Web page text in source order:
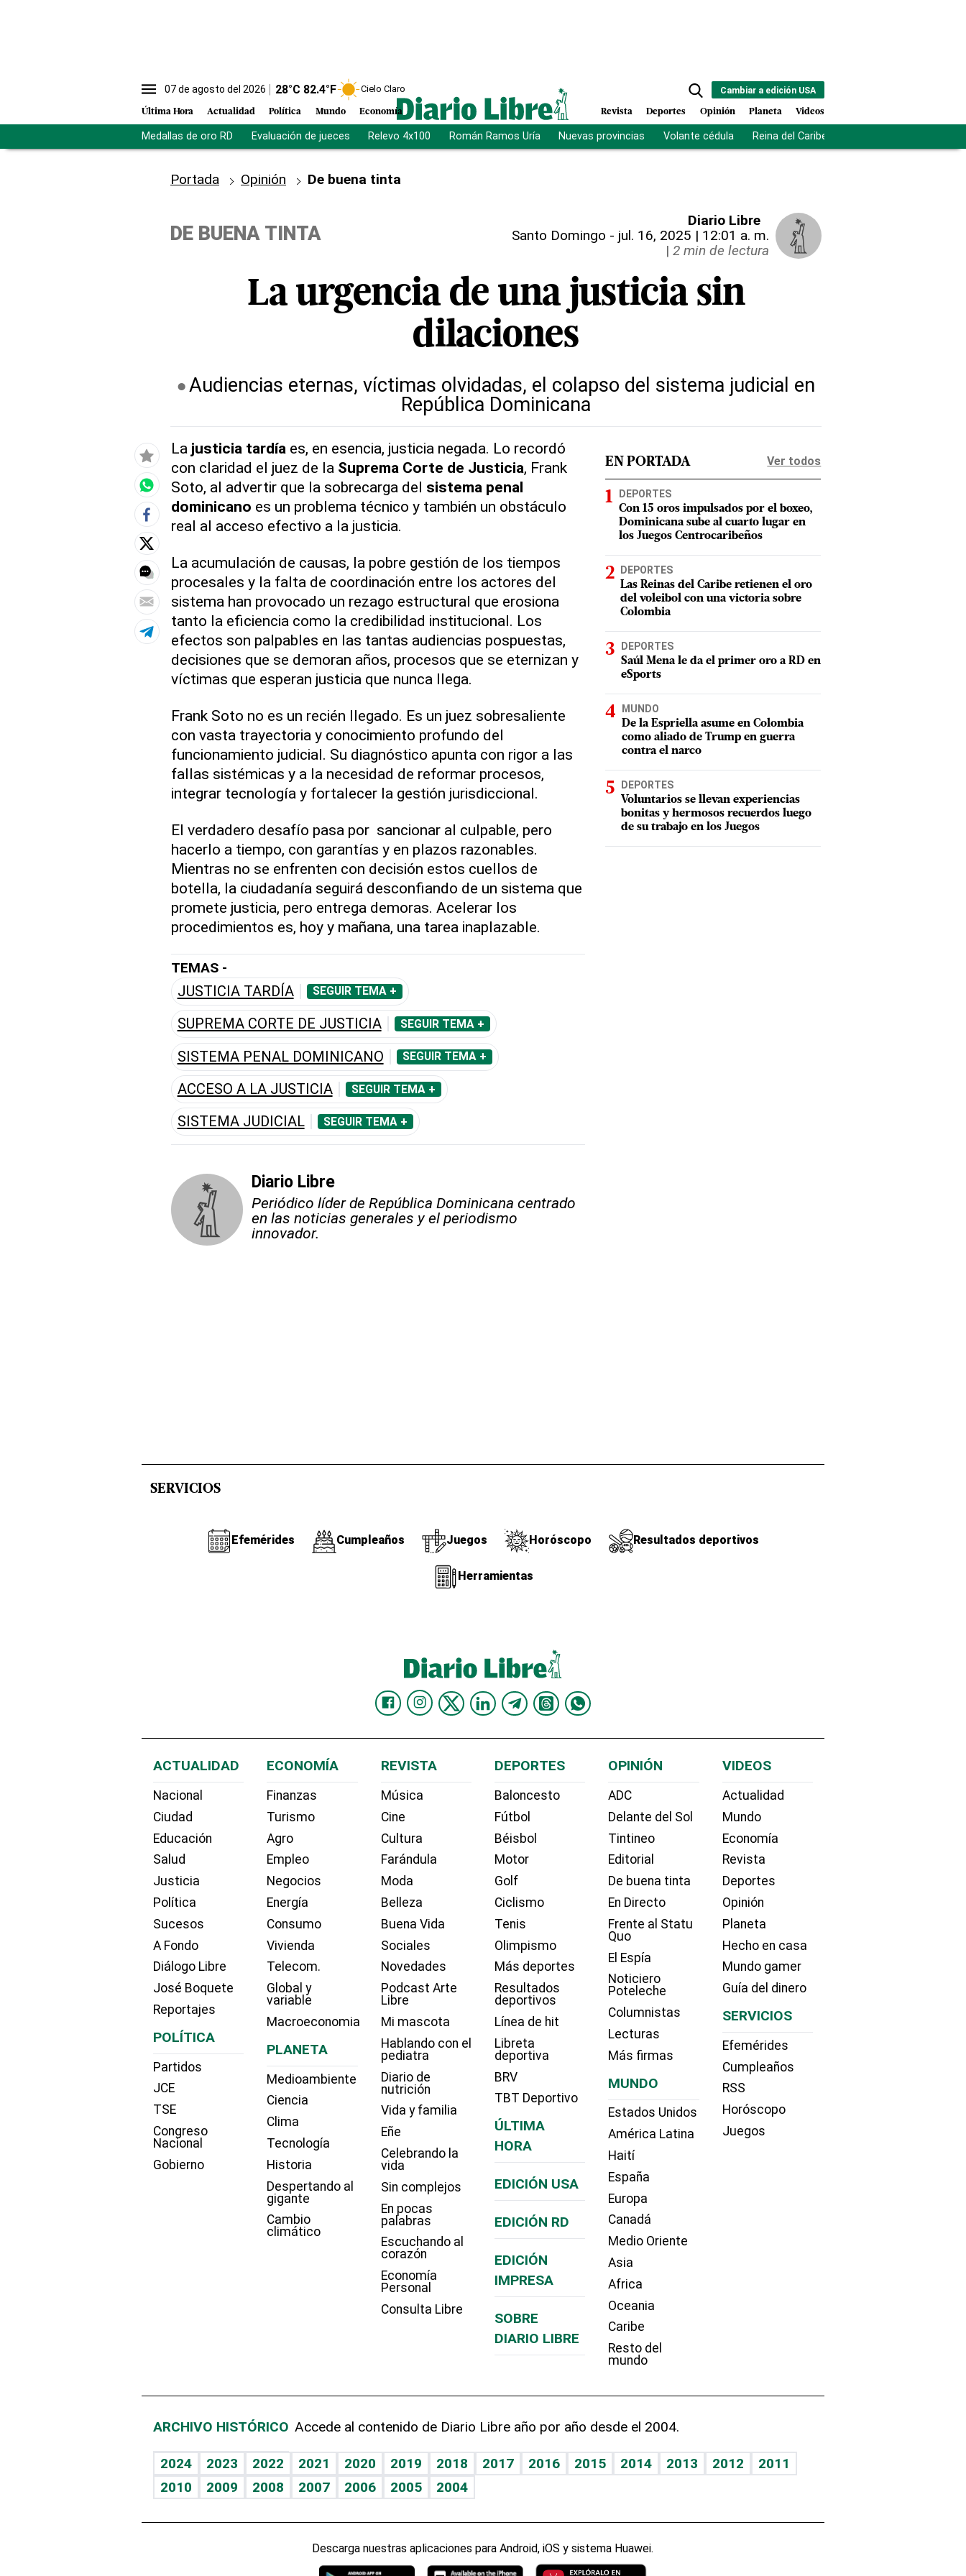
07 de agosto del 2026 28°C 82.4°F Cielo Claro
Última Hora Actualidad Política Mundo Economía
Cambiar a edición USA
Revista Deportes Opinión Planeta Videos
Medallas de oro RD Evaluación de jueces Relevo 4x100 Román Ramos Uría Nuevas provincias Volante cédula Reina del Caribe
Portada Opinión De buena tinta
DE BUENA TINTA
Diario Libre
Santo Domingo - jul. 16, 2025 | 12:01 a. m.
| 2 min de lectura
La urgencia de una justicia sin
dilaciones
Audiencias eternas, víctimas olvidadas, el colapso del sistema judicial en
República Dominicana
La justicia tardía es, en esencia, justicia negada. Lo recordó
con claridad el juez de la Suprema Corte de Justicia, Frank
Soto, al advertir que la sobrecarga del sistema penal
dominicano es un problema técnico y también un obstáculo
real al acceso efectivo a la justicia.
La acumulación de causas, la pobre gestión de los tiempos
procesales y la falta de coordinación entre los actores del
sistema han provocado un rezago estructural que erosiona
tanto la eficiencia como la credibilidad institucional. Los
efectos son palpables en las tantas audiencias pospuestas,
decisiones que se demoran años, procesos que se eternizan y
víctimas que esperan justicia que nunca llega.
Frank Soto no es un recién llegado. Es un juez sobresaliente
con vasta trayectoria y conocimiento profundo del
funcionamiento judicial. Su diagnóstico apunta con rigor a las
fallas sistémicas y a la necesidad de reformar procesos,
integrar tecnología y fortalecer la gestión jurisdiccional.
El verdadero desafío pasa por sancionar al culpable, pero
hacerlo a tiempo, con garantías y en plazos razonables.
Mientras no se enfrenten con decisión estos cuellos de
botella, la ciudadanía seguirá desconfiando de un sistema que
promete justicia, pero entrega demoras. Acelerar los
procedimientos es, hoy y mañana, una tarea inaplazable.
TEMAS -
JUSTICIA TARDÍA SEGUIR TEMA +
SUPREMA CORTE DE JUSTICIA SEGUIR TEMA +
SISTEMA PENAL DOMINICANO SEGUIR TEMA +
ACCESO A LA JUSTICIA SEGUIR TEMA +
SISTEMA JUDICIAL SEGUIR TEMA +
Diario Libre
Periódico líder de República Dominicana centrado
en las noticias generales y el periodismo
innovador.
EN PORTADA Ver todos
DEPORTES
Con 15 oros impulsados por el boxeo,
Dominicana sube al cuarto lugar en
los Juegos Centrocaribeños
DEPORTES
Las Reinas del Caribe retienen el oro
del voleibol con una victoria sobre
Colombia
DEPORTES
Saúl Mena le da el primer oro a RD en
eSports
MUNDO
De la Espriella asume en Colombia
como aliado de Trump en guerra
contra el narco
DEPORTES
Voluntarios se llevan experiencias
bonitas y hermosos recuerdos luego
de su trabajo en los Juegos
SERVICIOS
Efemérides Cumpleaños Juegos Horóscopo Resultados deportivos
Herramientas
ACTUALIDAD
Nacional
Ciudad
Educación
Salud
Justicia
Política
Sucesos
A Fondo
Diálogo Libre
José Boquete
Reportajes
POLÍTICA
Partidos
JCE
TSE
Congreso
Nacional
Gobierno
ECONOMÍA
Finanzas
Turismo
Agro
Empleo
Negocios
Energía
Consumo
Vivienda
Telecom.
Global y
variable
Macroeconomia
PLANETA
Medioambiente
Ciencia
Clima
Tecnología
Historia
Despertando al
gigante
Cambio
climático
REVISTA
Música
Cine
Cultura
Farándula
Moda
Belleza
Buena Vida
Sociales
Novedades
Podcast Arte
Libre
Mi mascota
Hablando con el
pediatra
Diario de
nutrición
Vida y familia
Eñe
Celebrando la
vida
Sin complejos
En pocas
palabras
Escuchando al
corazón
Economía
Personal
Consulta Libre
DEPORTES
Baloncesto
Fútbol
Béisbol
Motor
Golf
Ciclismo
Tenis
Olimpismo
Más deportes
Resultados
deportivos
Línea de hit
Libreta
deportiva
BRV
TBT Deportivo
ÚLTIMA
HORA
EDICIÓN USA
EDICIÓN RD
EDICIÓN
IMPRESA
SOBRE
DIARIO LIBRE
OPINIÓN
ADC
Delante del Sol
Tintineo
Editorial
De buena tinta
En Directo
Frente al Statu
Quo
El Espía
Noticiero
Poteleche
Columnistas
Lecturas
Más firmas
MUNDO
Estados Unidos
América Latina
Haití
España
Europa
Canadá
Medio Oriente
Asia
Africa
Oceania
Caribe
Resto del
mundo
VIDEOS
Actualidad
Mundo
Economía
Revista
Deportes
Opinión
Planeta
Hecho en casa
Mundo gamer
Guía del dinero
SERVICIOS
Efemérides
Cumpleaños
RSS
Horóscopo
Juegos
ARCHIVO HISTÓRICO Accede al contenido de Diario Libre año por año desde el 2004.
2024 2023 2022 2021 2020 2019 2018 2017 2016 2015 2014 2013 2012
2011
2010
2009 2008 2007 2006 2005 2004
Descarga nuestras aplicaciones para Android, iOS y sistema Huawei.